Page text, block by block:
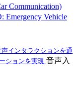
Communication)
Vehicle
声インタラクションを通
ションを実現 音声入